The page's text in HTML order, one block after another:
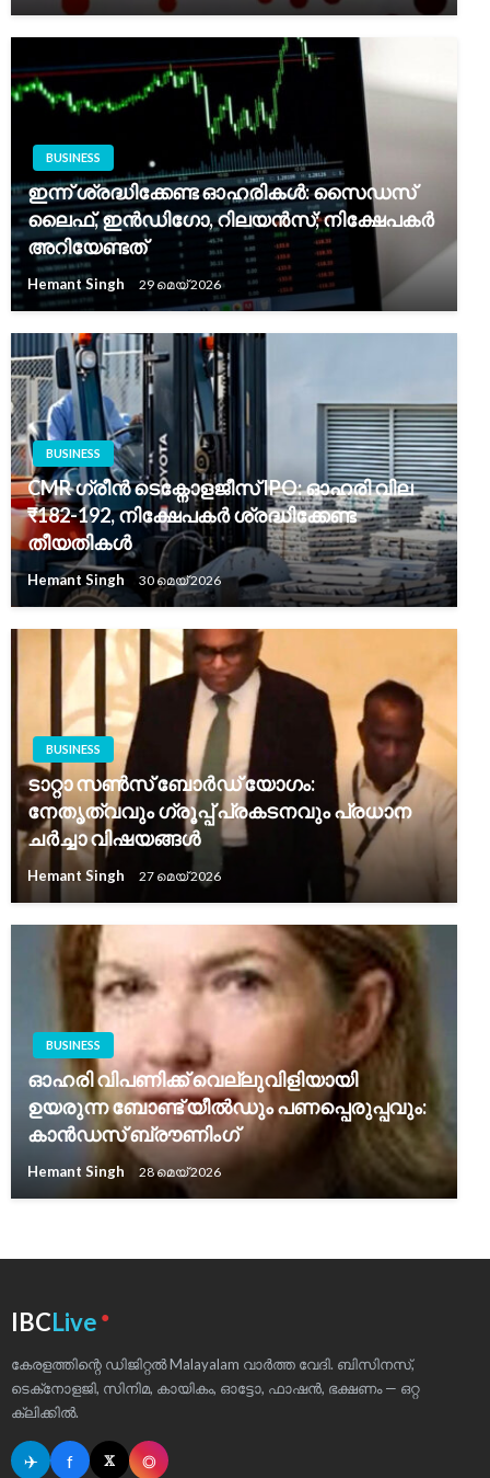
BUSINESS
ഇന്ന് ശ്രദ്ധിക്കേണ്ട ഓഹരികൾ: സൈഡസ്
ലൈഫ്, ഇൻഡിഗോ, റിലയൻസ്; നിക്ഷേപകർ
അറിയേണ്ടത്
Hemant Singh 29 മെയ്‌ 2026
BUSINESS
CMR ഗ്രീൻ ടെക്നോളജീസ് IPO: ഓഹരി വില
₹182-192, നിക്ഷേപകർ ശ്രദ്ധിക്കേണ്ട
തീയതികൾ
Hemant Singh 30 മെയ്‌ 2026
BUSINESS
ടാറ്റാ സൺസ് ബോർഡ് യോഗം:
നേതൃത്വവും ഗ്രൂപ്പ് പ്രകടനവും പ്രധാന
ചർച്ചാ വിഷയങ്ങൾ
Hemant Singh 27 മെയ്‌ 2026
BUSINESS
ഓഹരി വിപണിക്ക് വെല്ലുവിളിയായി
ഉയരുന്ന ബോണ്ട് യീൽഡും പണപ്പെരുപ്പവും:
കാൻഡസ് ബ്രൗണിംഗ്
Hemant Singh 28 മെയ്‌ 2026
IBCLive ●
കേരളത്തിന്റെ ഡിജിറ്റൽ Malayalam വാർത്ത വേദി. ബിസിനസ്,
ടെക്‌നോളജി, സിനിമ, കായികം, ഓട്ടോ, ഫാഷൻ, ഭക്ഷണം — ഒറ്റ
ക്ലിക്കിൽ.
✈ f 𝕏 ◎